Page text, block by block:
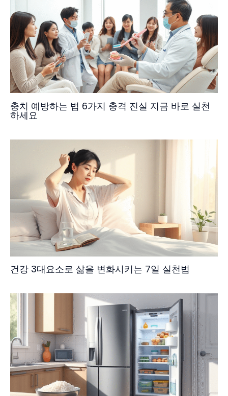
충치 예방하는 법 6가지 충격 진실 지금 바로 실천
하세요
건강 3대요소로 삶을 변화시키는 7일 실천법